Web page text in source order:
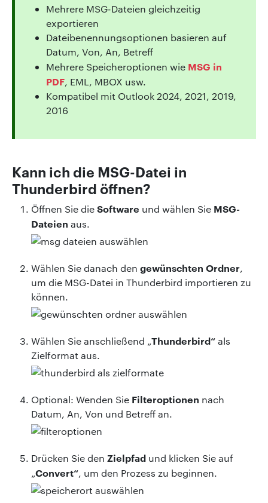
Mehrere MSG-Dateien gleichzeitig
exportieren
Dateibenennungsoptionen basieren auf
Datum, Von, An, Betreff
Mehrere Speicheroptionen wie MSG in
PDF, EML, MBOX usw.
Kompatibel mit Outlook 2024, 2021, 2019,
2016
Kann ich die MSG-Datei in
Thunderbird öffnen?
Öffnen Sie dieSoftware und wählen Sie MSG-
Dateien aus.
Wählen Sie danach den gewünschten Ordner,
um die MSG-Datei in Thunderbird importieren zu
können.
Wählen Sie anschließend „Thunderbird“als
Zielformat aus.
Optional: Wenden Sie Filteroptionen nach
Datum, An, Von und Betreff an.
Drücken Sie den Zielpfad und klicken Sie auf
„Convert“, um den Prozess zu beginnen.